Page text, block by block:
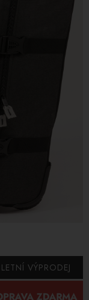
LETNÍ VÝPRODEJ